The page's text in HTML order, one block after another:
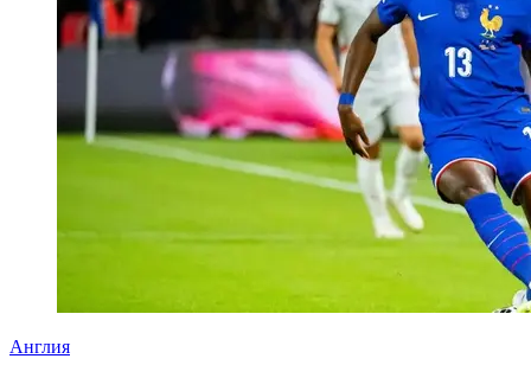
Англия